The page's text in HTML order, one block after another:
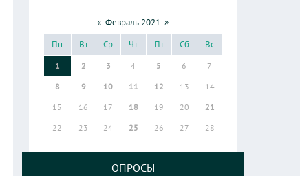
« Февраль 2021 »
Пн
Вт Ср Чт Пт Сб Вс
1 2 3 4 5 6
7
8
9 10 11 12 13
14
15
16 17 18 19 20
21
22
23 24 25 26 27 28
ОПРОСЫ